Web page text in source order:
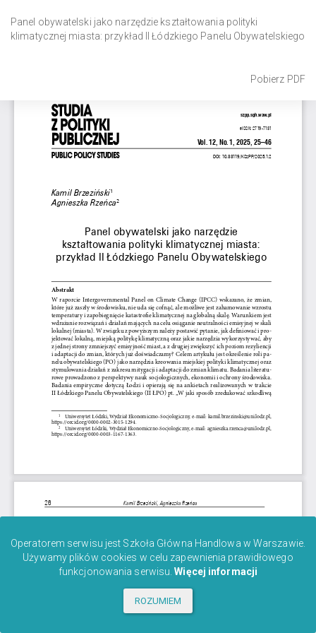
do
szczegółów
Panel obywatelski jako narzędzie kształtowania polityki
klimatycznej miasta: przykład II Łódzkiego Panelu Obywatelskiego
Pobierz
Pobierz PDF
Operatorem serwisu jest Szkoła Główna Handlowa w Warszawie.
Używamy plików cookies w celu zapewnienia prawidłowego
funkcjonowania serwisu.Więcej informacji
ROZUMIEM